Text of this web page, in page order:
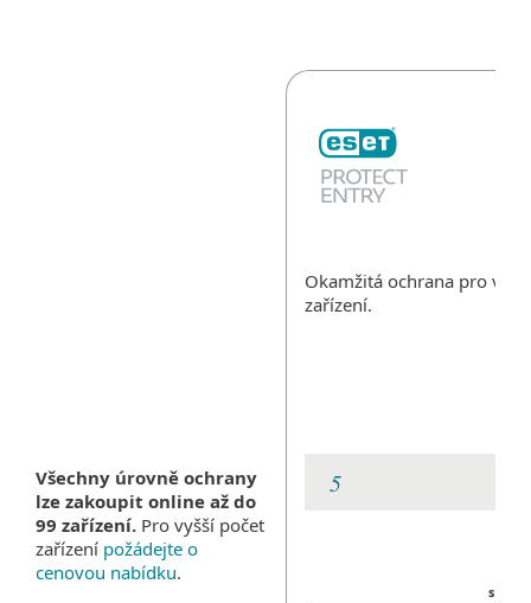
Okamžitá ochrana pro
zařízení.
Všechny úrovně ochrany
lze zakoupit online až do
99 zařízení. Pro vyšší počet
zařízení požádejte o
cenovou nabídku.
s DPH